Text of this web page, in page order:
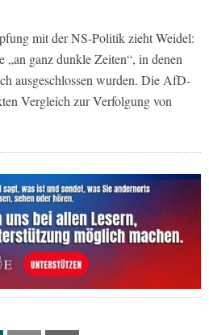
mit der NS-Politik zieht Weidel:
„an ganz dunkle Zeiten“, in denen
ausgeschlossen wurden. Die AfD-
Vergleich zur Verfolgung von